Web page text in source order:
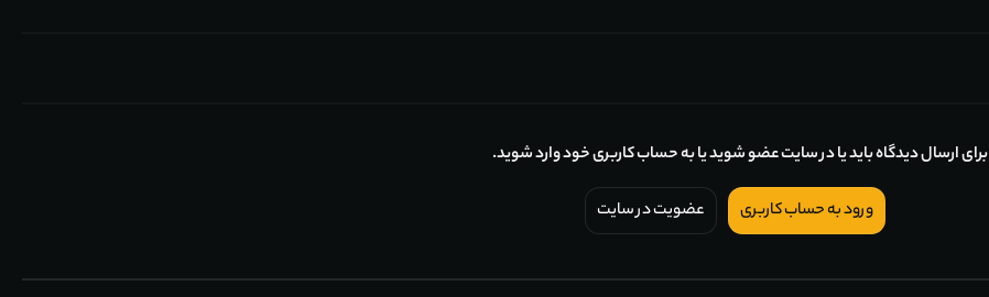
برای ارسال دیدگاه باید یا در سایت عضو شوید یا به حساب کاربری خود وارد شوید.
ورود به حساب کاربری عضویت در سایت